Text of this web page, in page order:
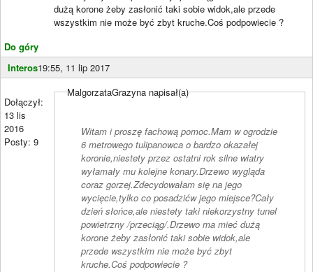
Do góry
dużą korone żeby zasłonić taki sobie widok,ale przede
wszystkim nie może być zbyt kruche.Coś podpowiecie ?
Interos19:55, 11 lip 2017
Dołączył:
13 lis
2016
Posty: 9
MalgorzataGrazyna napisał(a)
Witam i proszę fachową pomoc.Mam w ogrodzie
6 metrowego tulipanowca o bardzo okazałej
koronie,niestety przez ostatni rok silne wiatry
wyłamały mu kolejne konary.Drzewo wygląda
coraz gorzej.Zdecydowałam się na jego
wycięcie,tylko co posadzićw jego miejsce?Cały
dzień słońce,ale niestety taki niekorzystny tunel
powietrzny /przeciąg/.Drzewo ma mieć dużą
korone żeby zasłonić taki sobie widok,ale
przede wszystkim nie może być zbyt
kruche.Coś podpowiecie ?